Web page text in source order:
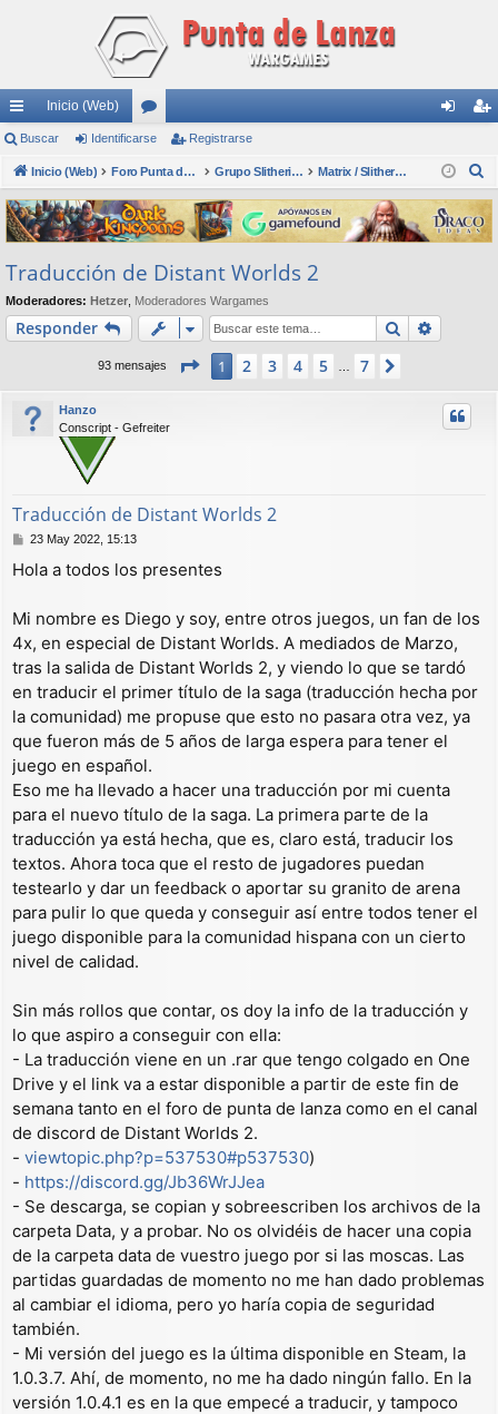
nl
ac
es
rá
pi
do
s
Inicio (Web)
or
os nti
fic
ar
ist
ra
rs
Buscar Identificarse Registrarse
Inicio (Web) Foro Punta de Lanza Wargames Grupo Slitherine Matrix / Slitherine
s
c
Traducción de Distant Worlds 2
Moderadores: Hetzer Moderadores Wargames
Responder Buscar
93 mensajes Página de 7
1 2 3 4 5 7
Hanzo
Conscript - Gefreiter
Traducción de Distant Worlds 2
M
n
a
j
e
23 May 2022, 15:13
Hola a todos los presentes
Mi nombre es Diego y soy, entre otros juegos, un fan de los
4x, en especial de Distant Worlds. A mediados de Marzo,
tras la salida de Distant Worlds 2, y viendo lo que se tardó
en traducir el primer título de la saga (traducción hecha por
la comunidad) me propuse que esto no pasara otra vez, ya
que fueron más de 5 años de larga espera para tener el
juego en español.
Eso me ha llevado a hacer una traducción por mi cuenta
para el nuevo título de la saga. La primera parte de la
traducción ya está hecha, que es, claro está, traducir los
textos. Ahora toca que el resto de jugadores puedan
testearlo y dar un feedback o aportar su granito de arena
para pulir lo que queda y conseguir así entre todos tener el
juego disponible para la comunidad hispana con un cierto
nivel de calidad.
Sin más rollos que contar, os doy la info de la traducción y
lo que aspiro a conseguir con ella:
- La traducción viene en un .rar que tengo colgado en One
Drive y el link va a estar disponible a partir de este fin de
semana tanto en el foro de punta de lanza como en el canal
de discord de Distant Worlds 2.
- viewtopic.php?p=537530#p537530)
- https://discord.gg/Jb36WrJJea
- Se descarga, se copian y sobreescriben los archivos de la
carpeta Data, y a probar. No os olvidéis de hacer una copia
de la carpeta data de vuestro juego por si las moscas. Las
partidas guardadas de momento no me han dado problemas
al cambiar el idioma, pero yo haría copia de seguridad
también.
- Mi versión del juego es la última disponible en Steam, la
1.0.3.7. Ahí, de momento, no me ha dado ningún fallo. En la
versión 1.0.4.1 es en la que empecé a traducir, y tampoco